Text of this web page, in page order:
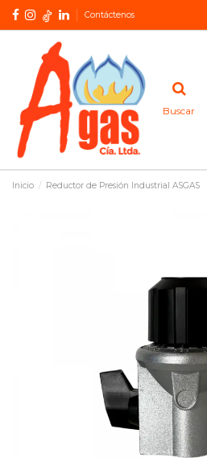
Contáctenos
Buscar
Inicio Reductor de Presión Industrial ASGAS